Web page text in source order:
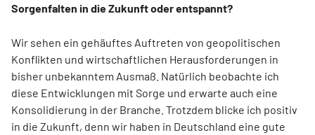
Sorgenfalten in die Zukunft oder entspannt?
Wir sehen ein gehäuftes Auftreten von geopolitischen
Konflikten und wirtschaftlichen Herausforderungen in
bisher unbekanntem Ausmaß. Natürlich beobachte ich
diese Entwicklungen mit Sorge und erwarte auch eine
Konsolidierung in der Branche. Trotzdem blicke ich positiv
in die Zukunft, denn wir haben in Deutschland eine gute